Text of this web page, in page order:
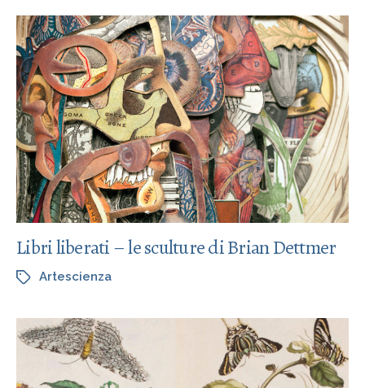
Libri liberati – le sculture di Brian Dettmer
Artescienza